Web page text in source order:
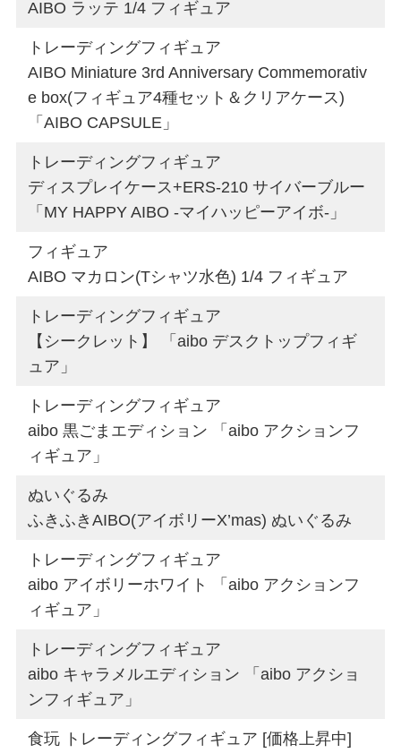
AIBO ラッテ 1/4 フィギュア
トレーディングフィギュア
AIBO Miniature 3rd Anniversary Commemorativ
e box(フィギュア4種セット＆クリアケース)
「AIBO CAPSULE」
トレーディングフィギュア
ディスプレイケース+ERS-210 サイバーブルー
「MY HAPPY AIBO -マイハッピーアイボ-」
フィギュア
AIBO マカロン(Tシャツ水色) 1/4 フィギュア
トレーディングフィギュア
【シークレット】 「aibo デスクトップフィギ
ュア」
トレーディングフィギュア
aibo 黒ごまエディション 「aibo アクションフ
ィギュア」
ぬいぐるみ
ふきふきAIBO(アイボリーX’mas) ぬいぐるみ
トレーディングフィギュア
aibo アイボリーホワイト 「aibo アクションフ
ィギュア」
トレーディングフィギュア
aibo キャラメルエディション 「aibo アクショ
ンフィギュア」
食玩 トレーディングフィギュア [価格上昇中]